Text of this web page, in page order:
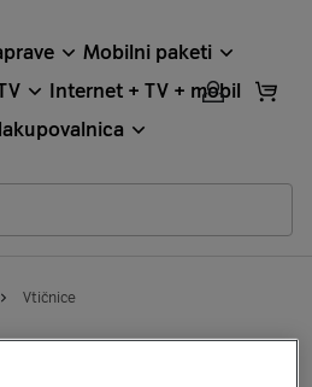
Mobilni paketi
Internet + TV + mobil
Vtičnice